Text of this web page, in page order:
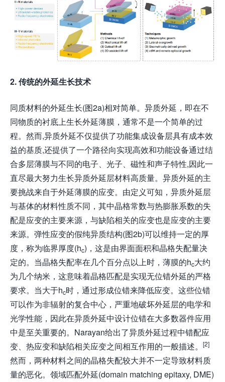
2. 传统的外延生长技术
同质材料的外延生长(图2a)相对简单。异质外延，即在不
同物质的衬底上生长外延薄膜，通常不是一个简单的过
程。然而,异质外延不仅提供了功能集成设备层具有成本效
益的基质,还提供了一个路径向实现高效和功能设备通过结
合多层薄膜与不同的电子、光子、磁性和声子特性,因此一
直尽最大努力生长异质外延层材料高质量。异质外延的主
要挑战来自于外延薄膜的应变。由定义可知，异质外延层
与基体的材料性质不同，其中晶格常数与热膨胀系数的失
配是应变的主要来源，与缺陷相关的应变也是应变的主要
来源。弹性应变的假纯异质结构(图2b)可以维持一定的厚
度，称为临界厚度(hc)，这是由界面面积和晶格失配量决
定的。当晶格失配率在几个百分点以上时，薄膜的hc大约
为几个纳米，这意味着晶格匹配是实现无位错外延的严格
要求。当大于hc时，通过形成位错来降低应变。这些位错
可以作为非辐射的复合中心，严重地破坏外延层的电学和
光学性能，因此在异质外延中设计位错在大多数器件应用
中是至关重要的。Narayan给出了异质外延过程中错配应
变、热应变和缺陷相关应变之间相互作用的一般描述。
[2]
然而，两种材料之间的晶格失配较大并不一定导致材料质
量的恶化。领域匹配外延(domain matching epitaxy, DME)